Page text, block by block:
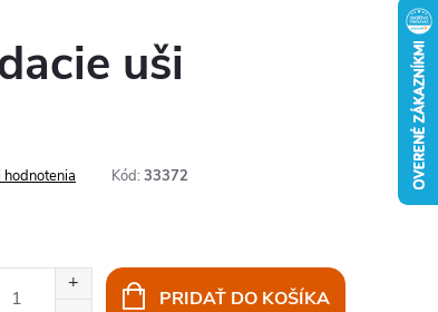
uši
Kód: 33372
PRIDAŤ DO KOŠÍKA